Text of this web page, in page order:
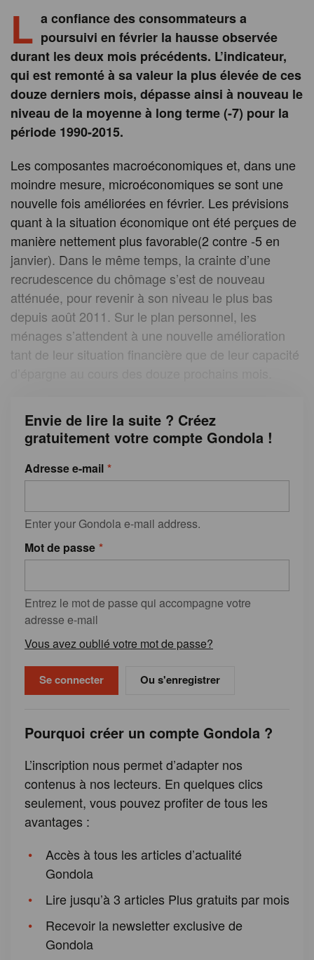
L a confiance des consommateurs a
poursuivi en février la hausse observée
durant les deux mois précédents. L’indicateur,
qui est remonté à sa valeur la plus élevée de ces
douze derniers mois, dépasse ainsi à nouveau le
niveau de la moyenne à long terme (-7) pour la
période 1990-2015.
Les composantes macroéconomiques et, dans une
moindre mesure, microéconomiques se sont une
nouvelle fois améliorées en février. Les prévisions
quant à la situation économique ont été perçues de
manière nettement plus favorable(2 contre -5 en
janvier). Dans le même temps, la crainte d’une
recrudescence du chômage s’est de nouveau
atténuée, pour revenir à son niveau le plus bas
depuis août 2011. Sur le plan personnel, les
ménages s’attendent à une nouvelle amélioration
tant de leur situation financière que de leur capacité
Envie de lire la suite ? Créez
gratuitement votre compte Gondola !
Adresse e-mail
Enter your Gondola e-mail address.
Mot de passe
Entrez le mot de passe qui accompagne votre
adresse e-mail
Vous avez oublié votre mot de passe?
Ou s'enregistrer
Pourquoi créer un compte Gondola ?
L’inscription nous permet d’adapter nos
contenus à nos lecteurs. En quelques clics
seulement, vous pouvez profiter de tous les
avantages :
Accès à tous les articles d’actualité
Gondola
Lire jusqu’à 3 articles Plus gratuits par mois
Recevoir la newsletter exclusive de
Gondola